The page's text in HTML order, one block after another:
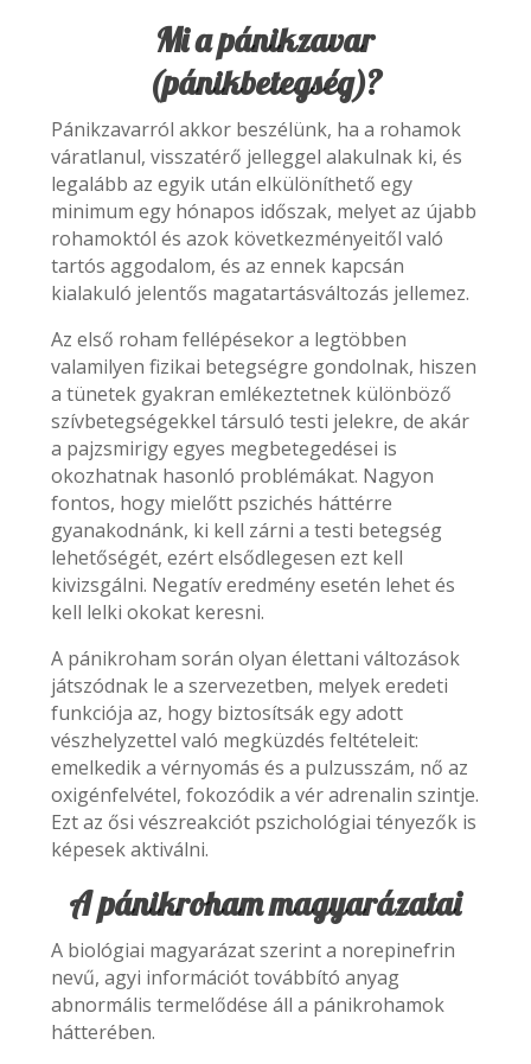
Mi a pánikzavar
(pánikbetegség)?
Pánikzavarról akkor beszélünk, ha a rohamok
váratlanul, visszatérő jelleggel alakulnak ki, és
legalább az egyik után elkülöníthető egy
minimum egy hónapos időszak, melyet az újabb
rohamoktól és azok következményeitől való
tartós aggodalom, és az ennek kapcsán
kialakuló jelentős magatartásváltozás jellemez.
Az első roham fellépésekor a legtöbben
valamilyen fizikai betegségre gondolnak, hiszen
a tünetek gyakran emlékeztetnek különböző
szívbetegségekkel társuló testi jelekre, de akár
a pajzsmirigy egyes megbetegedései is
okozhatnak hasonló problémákat. Nagyon
fontos, hogy mielőtt pszichés háttérre
gyanakodnánk, ki kell zárni a testi betegség
lehetőségét, ezért elsődlegesen ezt kell
kivizsgálni. Negatív eredmény esetén lehet és
kell lelki okokat keresni.
A pánikroham során olyan élettani változások
játszódnak le a szervezetben, melyek eredeti
funkciója az, hogy biztosítsák egy adott
vészhelyzettel való megküzdés feltételeit:
emelkedik a vérnyomás és a pulzusszám, nő az
oxigénfelvétel, fokozódik a vér adrenalin szintje.
Ezt az ősi vészreakciót pszichológiai tényezők is
képesek aktiválni.
A pánikroham magyarázatai
A biológiai magyarázat szerint a norepinefrin
nevű, agyi információt továbbító anyag
abnormális termelődése áll a pánikrohamok
hátterében.